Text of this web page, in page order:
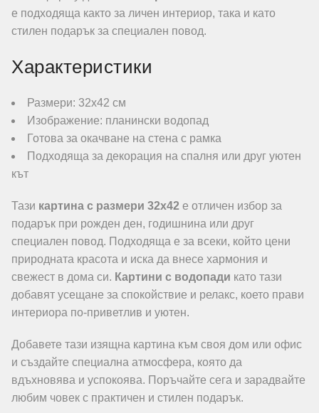
е подходяща както за личен интериор, така и като
стилен подарък за специален повод.
Характеристики
Размери: 32х42 см
Изображение: планински водопад
Готова за окачване на стена с рамка
Подходяща за декорация на спалня или друг уютен
кът
Тази картина с размери 32х42 е отличен избор за
подарък при рожден ден, годишнина или друг
специален повод. Подходяща е за всеки, който цени
природната красота и иска да внесе хармония и
свежест в дома си. Картини с водопади като тази
добавят усещане за спокойствие и релакс, което прави
интериора по-приветлив и уютен.
Добавете тази изящна картина към своя дом или офис
и създайте специална атмосфера, която да
вдъхновява и успокоява. Поръчайте сега и зарадвайте
любим човек с практичен и стилен подарък.